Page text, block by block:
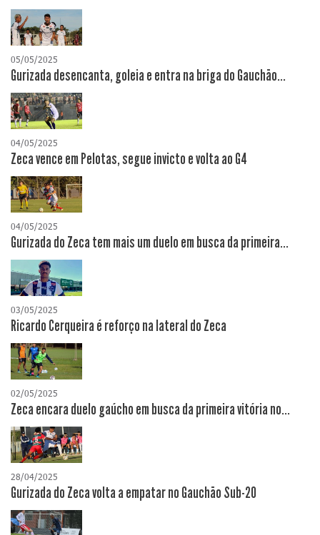
05/05/2025
Gurizada desencanta, goleia e entra na briga do Gauchão...
04/05/2025
Zeca vence em Pelotas, segue invicto e volta ao G4
04/05/2025
Gurizada do Zeca tem mais um duelo em busca da primeira...
03/05/2025
Ricardo Cerqueira é reforço na lateral do Zeca
02/05/2025
Zeca encara duelo gaúcho em busca da primeira vitória no...
28/04/2025
Gurizada do Zeca volta a empatar no Gauchão Sub-20